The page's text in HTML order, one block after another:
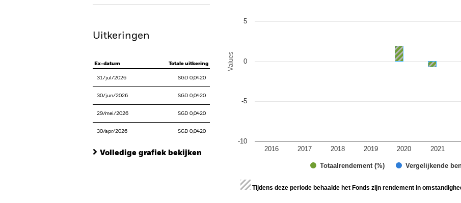
Uitkeringen
Ex-datum Totale uitkering
31/jul/2026 SGD 0,0420
30/jun/2026 SGD 0,0420
29/mei/2026 SGD 0,0420
30/apr/2026 SGD 0,0420
Volledige grafiek bekijken
Values
Totaalrendement (%) Vergelijkende
2016 2017 2018 2019 2020 2021
-10
-5
0
5
End of interactive chart.
Tijdens deze periode behaalde het Fonds zijn rendement in